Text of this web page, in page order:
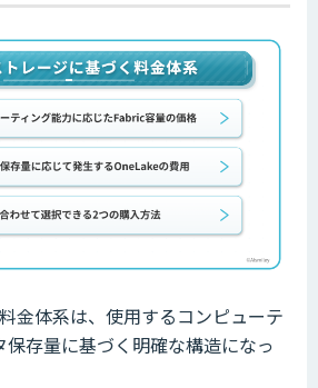
金体系は、使用するコンピューテ
保存量に基づく明確な構造になっ